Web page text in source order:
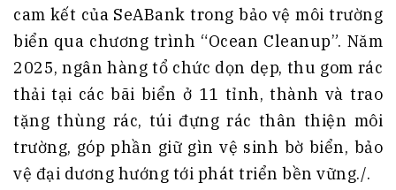
cam kết của SeABank trong bảo vệ môi trường
biển qua chương trình “Ocean Cleanup”. Năm
2025, ngân hàng tổ chức dọn dẹp, thu gom rác
thải tại các bãi biển ở 11 tỉnh, thành và trao
tặng thùng rác, túi đựng rác thân thiện môi
trường, góp phần giữ gìn vệ sinh bờ biển, bảo
vệ đại dương hướng tới phát triển bền vững./.